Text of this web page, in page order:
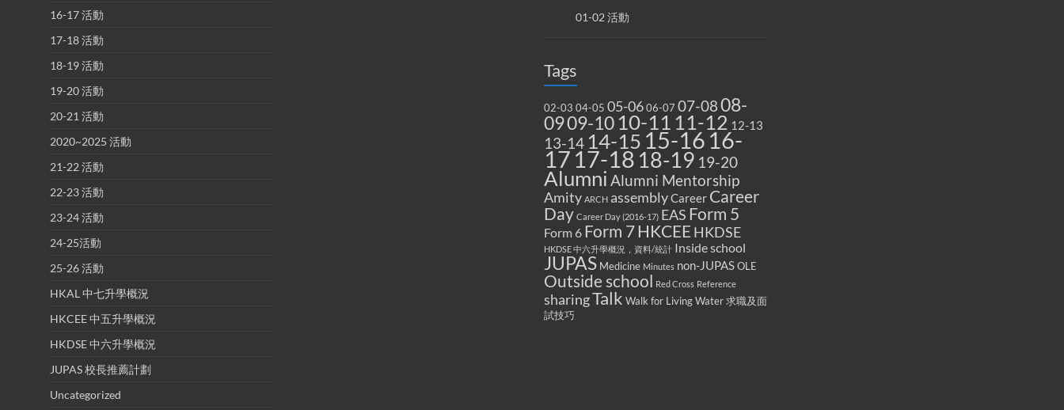
16-17 活動
17-18 活動
18-19 活動
19-20 活動
20-21 活動
2020~2025 活動
21-22 活動
22-23 活動
23-24 活動
24-25活動
25-26 活動
HKAL 中七升學概況
HKCEE 中五升學概況
HKDSE 中六升學概況
JUPAS 校長推薦計劃
Uncategorized
01-02 活動
Tags
02-03 04-05 05-0606-07 07-0808-
0909-10 10-11 11-12 12-13
13-14 14-15 15-16 16-
17 17-18 18-19 19-20
Alumni Alumni Mentorship
Amity ARCH assemblyCareer Career
Day Career Day (2016-17) EAS Form 5
Form 6 Form 7HKCEE HKDSE
HKDSE 中六升學概況，資料/統計 Inside school
JUPAS Medicine Minutes non-JUPASOLE
Outside school Red Cross Reference
sharingTalk Walk for Living Water求職及面
試技巧